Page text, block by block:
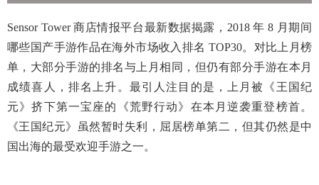
Sensor Tower 商店情报平台最新数据揭露，2018 年 8 月期间
哪些国产手游作品在海外市场收入排名 TOP30。对比上月榜
单，大部分手游的排名与上月相同，但仍有部分手游在本月
成绩喜人，排名上升。最引人注目的是，上月被《王国纪
元》挤下第一宝座的《荒野行动》在本月逆袭重登榜首。
《王国纪元》虽然暂时失利，屈居榜单第二，但其仍然是中
国出海的最受欢迎手游之一。